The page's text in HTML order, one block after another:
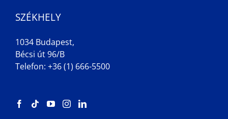
SZÉKHELY
1034 Budapest,
Bécsi út 96/B
Telefon: +36 (1) 666-5500